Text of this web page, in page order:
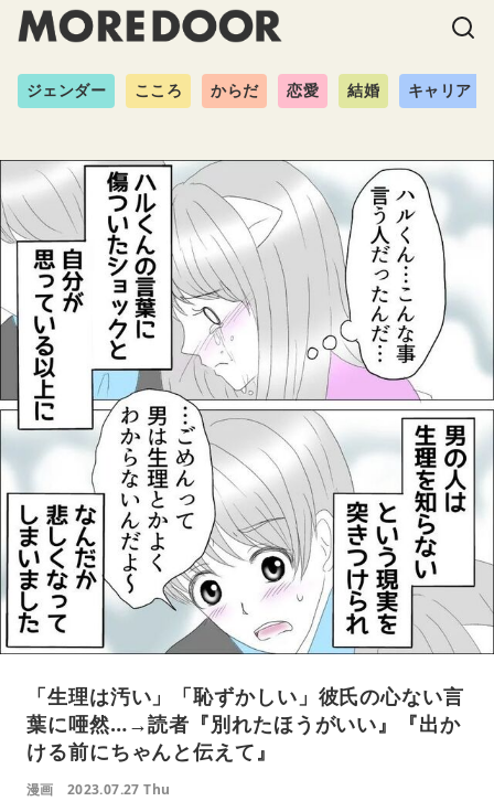
ジェンダー こころ からだ 恋愛 結婚 キャリア
「生理は汚い」「恥ずかしい」彼氏の心ない言
葉に唖然…→読者『別れたほうがいい』『出か
ける前にちゃんと伝えて』
漫画 2023.07.27 Thu